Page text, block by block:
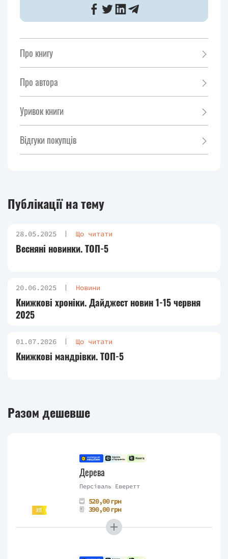
Про книгу
Про автора
Уривок книги
Відгуки покупців
Публікації на тему
28.05.2025 Що читати
Весняні новинки. ТОП-5
20.06.2025 Новини
Книжкові хроніки. Дайджест новин 1-15 червня
2025
01.07.2026 Що читати
Книжкові мандрівки. ТОП-5
Разом дешевше
ХІТ
Дерева
Персіваль Еверетт
520,00 грн
390,00 грн